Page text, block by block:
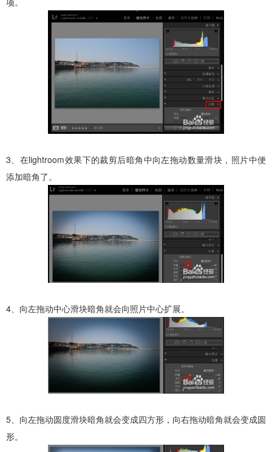
3、在lightroom效果下的裁剪后暗角中向左拖动数量滑块，照片中便
添加暗角了。
4、向左拖动中心滑块暗角就会向照片中心扩展。
5、向左拖动圆度滑块暗角就会变成四方形，向右拖动暗角就会变成圆
形。